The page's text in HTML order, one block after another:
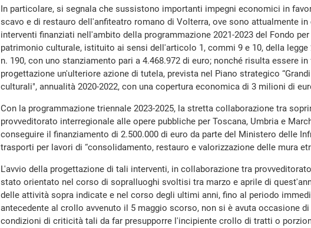
In particolare, si segnala che sussistono importanti impegni economici in
scavo e di restauro dell'anfiteatro romano di Volterra, ove sono attualmente
interventi finanziati nell'ambito della programmazione 2021-2023 del Fondo
patrimonio culturale, istituito ai sensi dell'articolo 1, commi 9 e 10, della legge
n. 190, con uno stanziamento pari a 4.468.972 di euro; nonché risulta essere in
progettazione un'ulteriore azione di tutela, prevista nel Piano strategico
culturali", annualità 2020-2022, con una copertura economica di 3 milioni di
Con la programmazione triennale 2023-2025, la stretta collaborazione tra
provveditorato interregionale alle opere pubbliche per Toscana, Umbria e
conseguire il finanziamento di 2.500.000 di euro da parte del Ministero delle
trasporti per lavori di “consolidamento, restauro e valorizzazione delle mura
L'avvio della progettazione di tali interventi, in collaborazione tra
stato orientato nel corso di sopralluoghi svoltisi tra marzo e aprile di
delle attività sopra indicate e nel corso degli ultimi anni, fino al periodo
antecedente al crollo avvenuto il 5 maggio scorso, non si è avuta occasione
condizioni di criticità tali da far presupporre l'incipiente crollo di tratti o